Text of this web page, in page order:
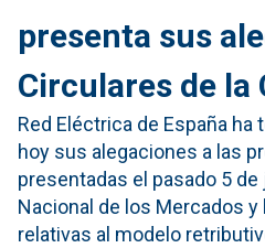
presenta sus
Circulares de la
Red Eléctrica de España
hoy sus alegaciones a las
presentadas el pasado 5
Nacional de los Mercados
relativas al modelo